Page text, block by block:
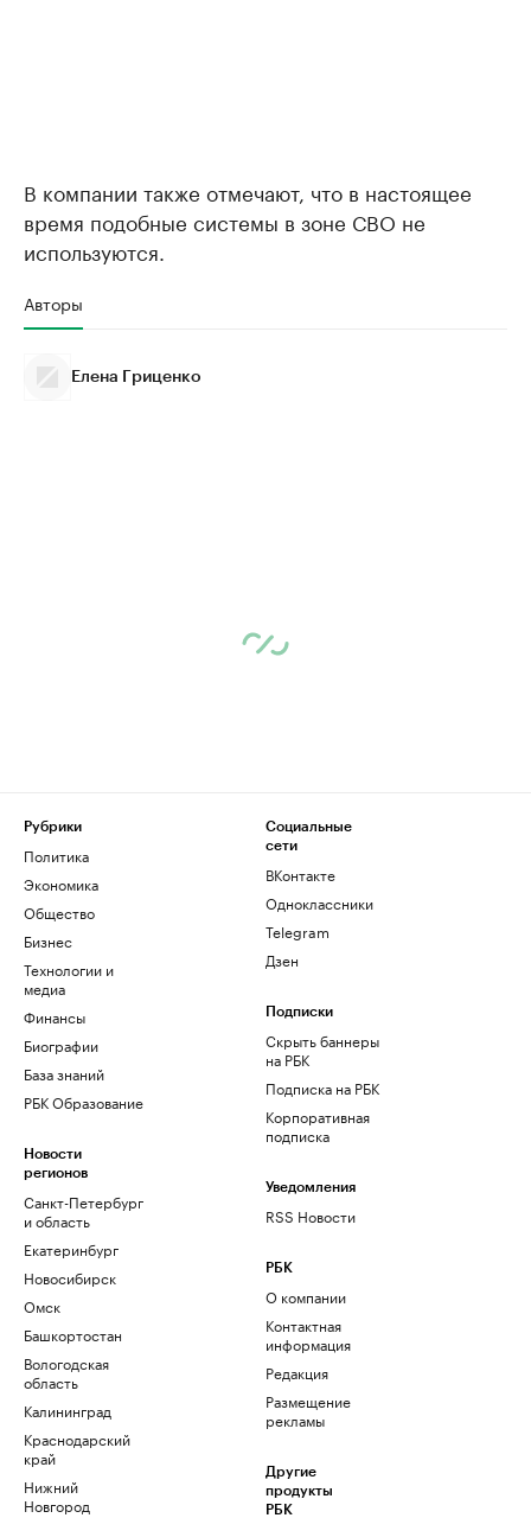
В компании также отмечают, что в настоящее
время подобные системы в зоне СВО не
используются.
Авторы
Елена Гриценко
Рубрики
Политика
Экономика
Общество
Бизнес
Технологии и
медиа
Финансы
Биографии
База знаний
РБК Образование
Новости
регионов
Санкт-Петербург
и область
Екатеринбург
Новосибирск
Омск
Башкортостан
Вологодская
область
Калининград
Краснодарский
край
Нижний
Новгород
Социальные
сети
ВКонтакте
Одноклассники
Telegram
Дзен
Подписки
Скрыть баннеры
на РБК
Подписка на РБК
Корпоративная
подписка
Уведомления
RSS Новости
РБК
О компании
Контактная
информация
Редакция
Размещение
рекламы
Другие
продукты
РБК